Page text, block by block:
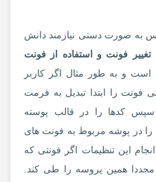
به صورت دستی نیازمند دانش
تغییر فونت و استفاده از فونت
است و به طور مثال اگر کاربر
را ابتدا تبدیل به فرمت
کدها را در قالب پوسته
را در پوشه مربوط به فونت های
این تنظیمات اگر فونتی که
مجددا همین پروسه را طی کند.